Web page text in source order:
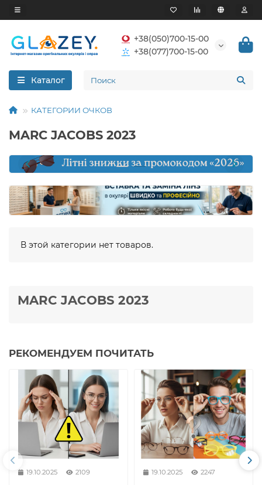
+38(050)700-15-00
+38(077)700-15-00
Каталог
КАТЕГОРИИ ОЧКОВ
MARC JACOBS 2023
В этой категории нет товаров.
MARC JACOBS 2023
РЕКОМЕНДУЕМ ПОЧИТАТЬ
19.10.2025 2109 19.10.2025 2247